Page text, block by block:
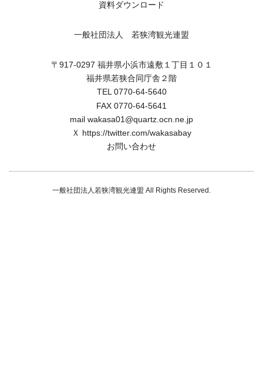
資料ダウンロード
一般社団法人 若狭湾観光連盟
〒917-0297 福井県小浜市遠敷１丁目１０１
福井県若狭合同庁舎２階
TEL 0770-64-5640
FAX 0770-64-5641
mail wakasa01@quartz.ocn.ne.jp
Ｘ https://twitter.com/wakasabay
お問い合わせ
一般社団法人若狭湾観光連盟 All Rights Reserved.